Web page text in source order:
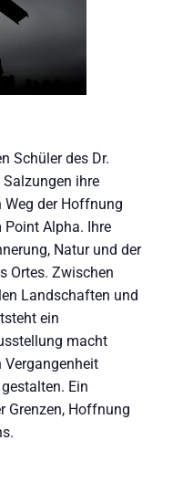
Schüler des Dr.
ihre
der Hoffnung
Point Alpha. Ihre
Natur und der
Ortes. Zwischen
Landschaften und
ein
macht
Vergangenheit
Ein
Grenzen, Hoffnung